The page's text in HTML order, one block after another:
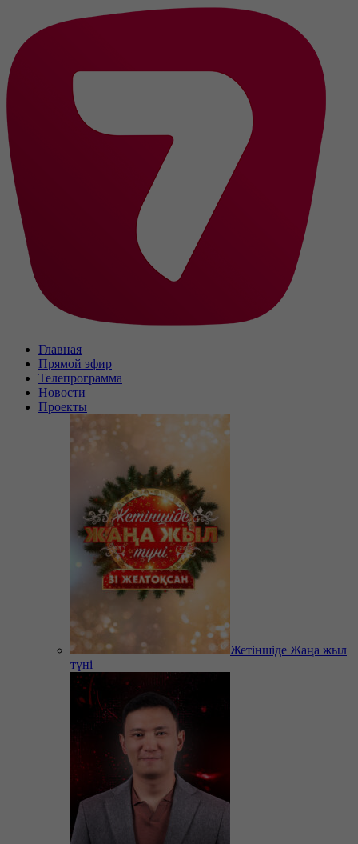
Главная
Прямой эфир
Телепрограмма
Новости
Проекты
Жетіншіде Жаңа жыл
түні